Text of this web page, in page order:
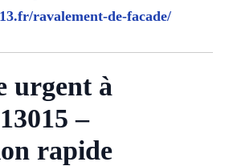
ravalement-de-facade/
urgent à
–
rapide